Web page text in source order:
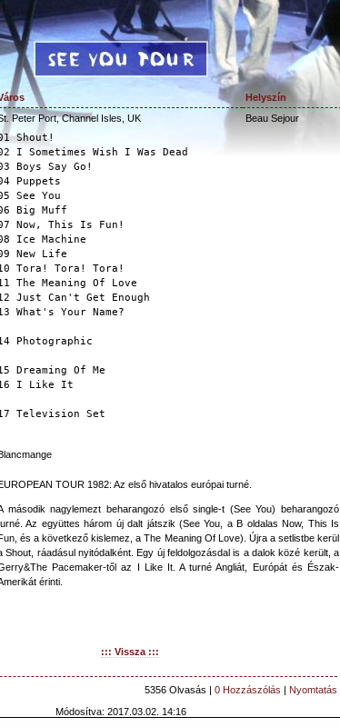
Helyszín
Peter Port, Channel Isles, UK
Beau Sejour
Shout!
I Sometimes Wish I Was Dead
Boys Say Go!
Puppets
See You
Big Muff
Now, This Is Fun!
Ice Machine
New Life
Tora! Tora! Tora!
The Meaning Of Love
Just Can't Get Enough
What's Your Name?
Photographic
Dreaming Of Me
I Like It
Television Set
TOUR 1982: Az első hivatalos európai turné.
második nagylemezt beharangozó első single-t (See You) beharangozó
Az együttes három új dalt játszik (See You, a B oldalas Now, This Is
és a következő kislemez, a The Meaning Of Love). Újra a setlistbe kerül
Shout, ráadásul nyitódalként. Egy új feldolgozásdal is a dalok közé került, a
Pacemaker-től az I Like It. A turné Angliát, Európát és Észak-
érinti.
::: Vissza :::
5356 Olvasás | 0 Hozzászólás | Nyomtatás
Módosítva: 2017.03.02. 14:16